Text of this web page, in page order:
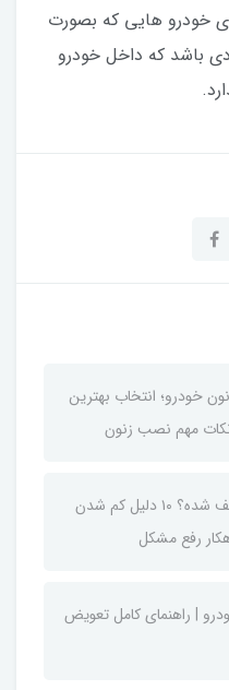
خودرو هايي كه بصورت
باشد كه داخل خودرو
خودرو؛ انتخاب بهترین
مهم نصب زنون
چرا نور هدلایت ضعیف شده؟ ۱۰ دلیل کم شدن
رفع مشکل
| راهنمای کامل تعویض